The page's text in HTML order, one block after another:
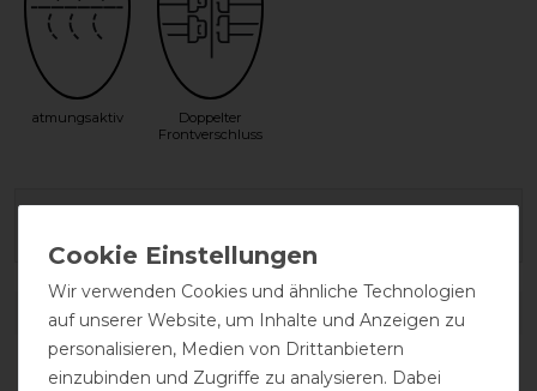
atmungsaktiv
Doppelter
Frontverschluss
DETAILS ZUR PRODUKTSICHERHEIT
Wir verwenden Cookies und ähnliche Technologien
auf unserer Website, um Inhalte und Anzeigen zu
personalisieren, Medien von Drittanbietern
einzubinden und Zugriffe zu analysieren. Dabei